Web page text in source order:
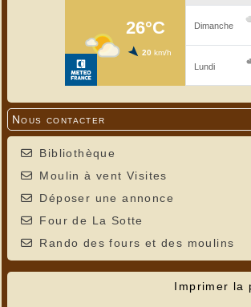
Nous contacter
Bibliothèque
Moulin à vent Visites
Déposer une annonce
Four de La Sotte
Rando des fours et des moulins
Imprimer la